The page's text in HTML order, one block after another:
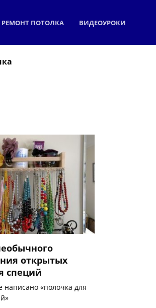
РЕМОНТ ПОТОЛКА ВИДЕОУРОКИ
открытых
специй
написано «полочка для